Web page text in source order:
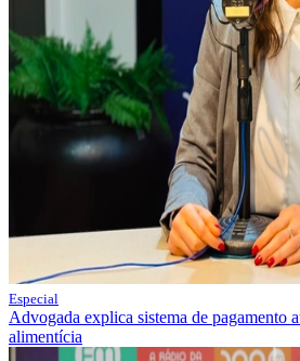
Especial
Advogada explica sistema de pagamento
alimentícia